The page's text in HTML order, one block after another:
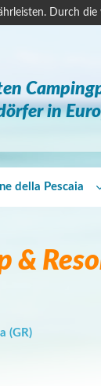
Durch
in
della Pescaia
&
(GR)